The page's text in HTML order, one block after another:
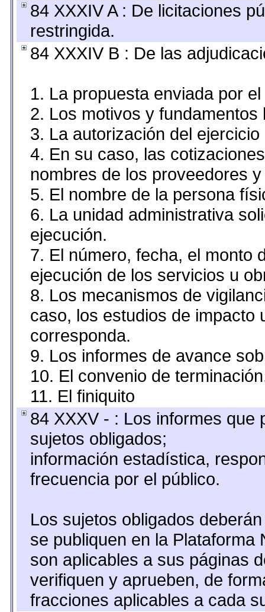
84 XXXIV A : De licitaciones
restringida.
84 XXXIV B : De las
1. La propuesta enviada por
2. Los motivos y
3. La autorización del
4. En su caso, las
nombres de los proveedores
5. El nombre de la persona
6. La unidad administrativa
ejecución.
7. El número, fecha, el monto
ejecución de los servicios u
8. Los mecanismos de
caso, los estudios de impacto
corresponda.
9. Los informes de avance
10. El convenio de
11. El finiquito
84 XXXV - : Los informes que
sujetos obligados;
información estadística,
frecuencia por el público.
Los sujetos obligados
se publiquen en la
son aplicables a sus páginas
verifiquen y aprueben, de
fracciones aplicables a cada